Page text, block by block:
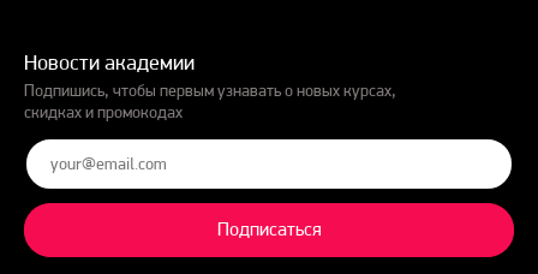
Новости академии
Подпишись, чтобы первым узнавать о новых курсах,
скидках и промокодах
Подписаться